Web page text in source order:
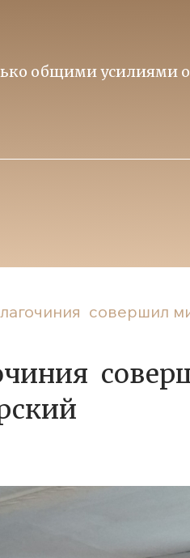
общими усилиями
совершил